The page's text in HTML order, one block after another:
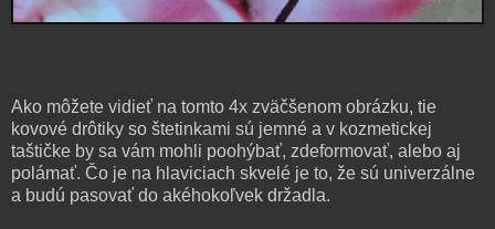
Ako môžete vidieť na tomto 4x zväčšenom obrázku, tie
kovové drôtiky so štetinkami sú jemné a v kozmetickej
taštičke by sa vám mohli poohýbať, zdeformovať, alebo aj
polámať. Čo je na hlaviciach skvelé je to, že sú univerzálne
a budú pasovať do akéhokoľvek držadla.